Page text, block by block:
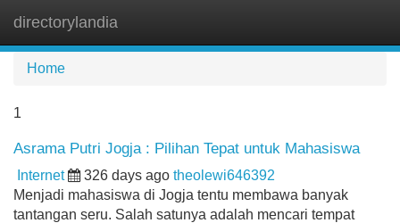
directorylandia
Home
1
Asrama Putri Jogja : Pilihan Tepat untuk Mahasiswa
Internet 326 days ago theolewi646392
Menjadi mahasiswa di Jogja tentu membawa banyak
tantangan seru. Salah satunya adalah mencari tempat